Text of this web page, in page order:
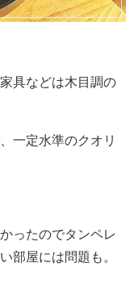
具などは木目調の
一定水準のクオリ
ったのでタンペレ
部屋には問題も。